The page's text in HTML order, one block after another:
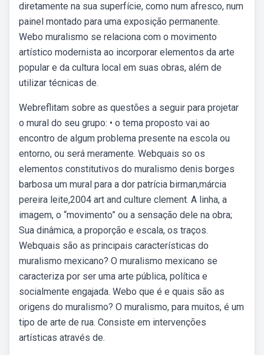
diretamente na sua superfície, como num afresco, num
painel montado para uma exposição permanente.
Webo muralismo se relaciona com o movimento
artístico modernista ao incorporar elementos da arte
popular e da cultura local em suas obras, além de
utilizar técnicas de.
Webreflitam sobre as questões a seguir para projetar
o mural do seu grupo: • o tema proposto vai ao
encontro de algum problema presente na escola ou
entorno, ou será meramente. Webquais so os
elementos constitutivos do muralismo denis borges
barbosa um mural para a dor patrícia birman,márcia
pereira leite,2004 art and culture clement. A linha, a
imagem, o “movimento” ou a sensação dele na obra;
Sua dinâmica, a proporção e escala, os traços.
Webquais são as principais características do
muralismo mexicano? O muralismo mexicano se
caracteriza por ser uma arte pública, política e
socialmente engajada. Webo que é e quais são as
origens do muralismo? O muralismo, para muitos, é um
tipo de arte de rua. Consiste em intervenções
artísticas através de.